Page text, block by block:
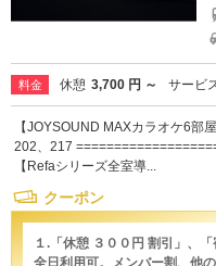
料金 休憩 3,700 円 ～ サービ
【JOYSOUND MAXカラオケ6部
202、217
【Refaシリーズ全室導...
クーポン
１.「休憩 ３００円 割引」、「
全日利用可。メンバー割、他